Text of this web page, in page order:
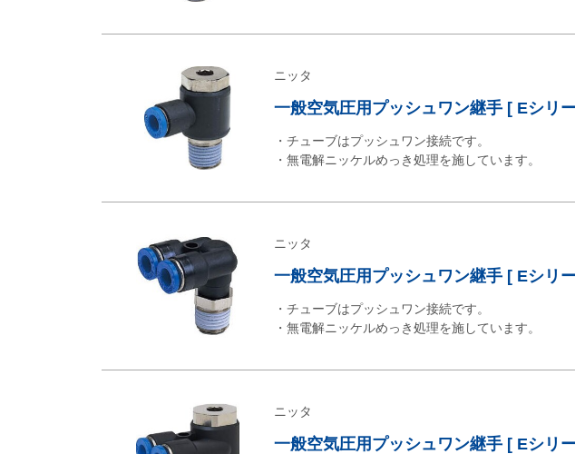
ニッタ
一般空気圧用プッシュワン継手 [ Eシリ
・チューブはプッシュワン接続です。
・無電解ニッケルめっき処理を施しています。
ニッタ
一般空気圧用プッシュワン継手 [ Eシリ
・チューブはプッシュワン接続です。
・無電解ニッケルめっき処理を施しています。
ニッタ
一般空気圧用プッシュワン継手 [ Eシリ